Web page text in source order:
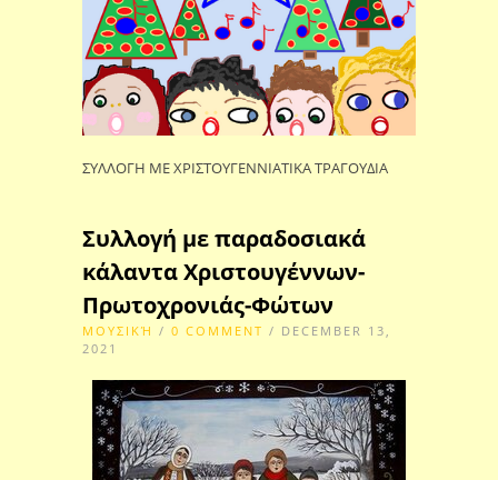
ΣΥΛΛΟΓΗ ΜΕ ΧΡΙΣΤΟΥΓΕΝΝΙΑΤΙΚΑ ΤΡΑΓΟΥΔΙΑ
Συλλογή με παραδοσιακά
κάλαντα Χριστουγέννων-
Πρωτοχρονιάς-Φώτων
ΜΟΥΣΙΚΉ / 0 COMMENT / DECEMBER 13,
2021